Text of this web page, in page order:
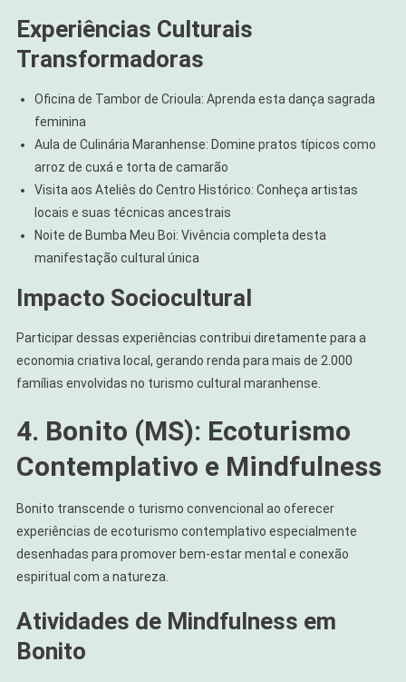
Experiências Culturais
Transformadoras
Oficina de Tambor de Crioula: Aprenda esta dança sagrada
feminina
Aula de Culinária Maranhense: Domine pratos típicos como
arroz de cuxá e torta de camarão
Visita aos Ateliês do Centro Histórico: Conheça artistas
locais e suas técnicas ancestrais
Noite de Bumba Meu Boi: Vivência completa desta
manifestação cultural única
Impacto Sociocultural
Participar dessas experiências contribui diretamente para a
economia criativa local, gerando renda para mais de 2.000
famílias envolvidas no turismo cultural maranhense.
4. Bonito (MS): Ecoturismo
Contemplativo e Mindfulness
Bonito transcende o turismo convencional ao oferecer
experiências de ecoturismo contemplativo especialmente
desenhadas para promover bem-estar mental e conexão
espiritual com a natureza.
Atividades de Mindfulness em
Bonito